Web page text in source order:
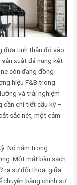
đưa tinh thần đó vào
xuất đá nung kết
còn đang đồng
hiệu F&B trong
và trải nghiệm
cần chi tiết cầu kỳ –
sắc nét, một cảm
Nó nằm trong
Một mặt bàn sạch
ra sự đối thoại giữa
chuyện bằng chính sự